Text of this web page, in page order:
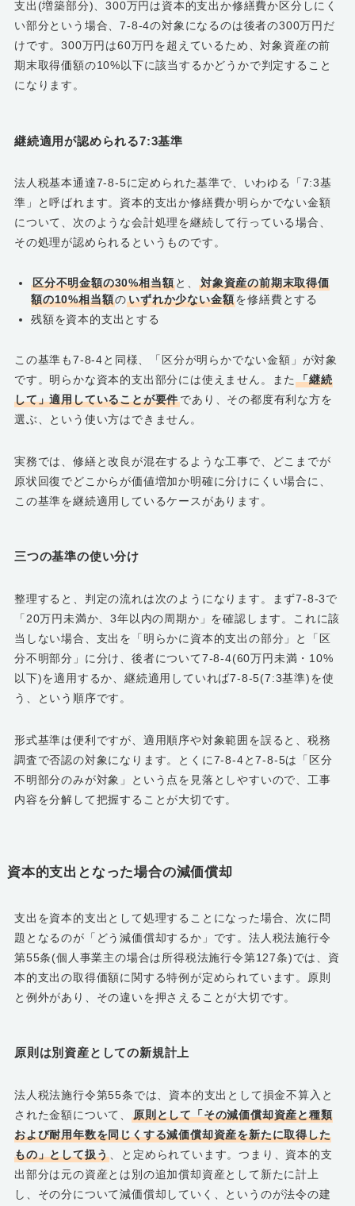
支出(増築部分)、300万円は資本的支出か修繕費か区分しにく
い部分という場合、7-8-4の対象になるのは後者の300万円だ
けです。300万円は60万円を超えているため、対象資産の前
期末取得価額の10%以下に該当するかどうかで判定すること
になります。
継続適用が認められる7:3基準
法人税基本通達7-8-5に定められた基準で、いわゆる「7:3基
準」と呼ばれます。資本的支出か修繕費か明らかでない金額
について、次のような会計処理を継続して行っている場合、
その処理が認められるというものです。
区分不明金額の30%相当額 と、対象資産の前期末取得価
額の10%相当額のいずれか少ない金額を修繕費とする
残額を資本的支出とする
この基準も7-8-4と同様、「区分が明らかでない金額」が対象
です。明らかな資本的支出部分には使えません。また「継続
して」適用していることが要件であり、その都度有利な方を
選ぶ、という使い方はできません。
実務では、修繕と改良が混在するような工事で、どこまでが
原状回復でどこからが価値増加か明確に分けにくい場合に、
この基準を継続適用しているケースがあります。
三つの基準の使い分け
整理すると、判定の流れは次のようになります。まず7-8-3で
「20万円未満か、3年以内の周期か」を確認します。これに該
当しない場合、支出を「明らかに資本的支出の部分」と「区
分不明部分」に分け、後者について7-8-4(60万円未満・10%
以下)を適用するか、継続適用していれば7-8-5(7:3基準)を使
う、という順序です。
形式基準は便利ですが、適用順序や対象範囲を誤ると、税務
調査で否認の対象になります。とくに7-8-4と7-8-5は「区分
不明部分のみが対象」という点を見落としやすいので、工事
内容を分解して把握することが大切です。
資本的支出となった場合の減価償却
支出を資本的支出として処理することになった場合、次に問
題となるのが「どう減価償却するか」です。法人税法施行令
第55条(個人事業主の場合は所得税法施行令第127条)では、資
本的支出の取得価額に関する特例が定められています。原則
と例外があり、その違いを押さえることが大切です。
原則は別資産としての新規計上
法人税法施行令第55条では、資本的支出として損金不算入と
された金額について、
原則として「その減価償却資産と種類
および耐用年数を同じくする減価償却資産を新たに取得した
もの」として扱う
、と定められています。つまり、資本的支
出部分は元の資産とは別の追加償却資産として新たに計上
し、その分について減価償却していく、というのが法令の建